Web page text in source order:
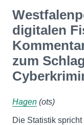
digitalen
zum
Hagen (ots)
Die Statistik